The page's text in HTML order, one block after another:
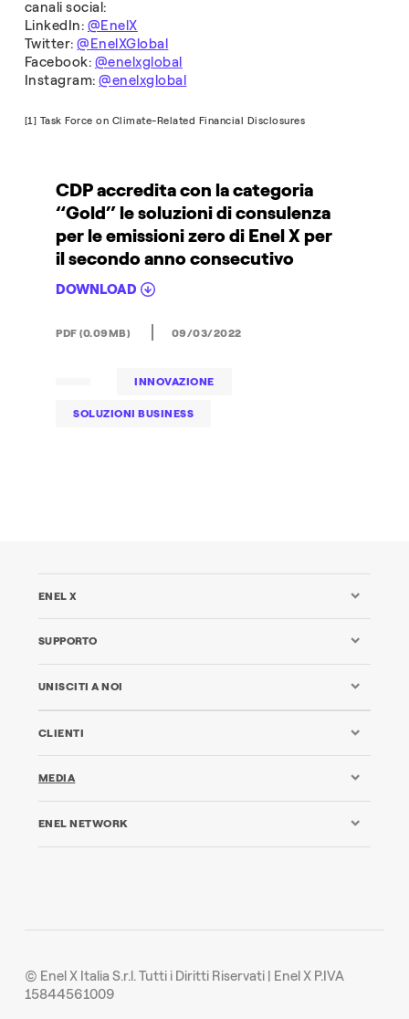
canali social:
LinkedIn: @EnelX
Twitter:@EnelXGlobal
Facebook: @enelxglobal
Instagram:@enelxglobal
[1] Task Force on Climate-Related Financial Disclosures
CDP accredita con la categoria
“Gold” le soluzioni di consulenza
per le emissioni zero di Enel X per
il secondo anno consecutivo
DOWNLOAD
INNOVAZIONE
SOLUZIONI BUSINESS
PDF (0.09MB) 09/03/2022
ENEL X
SUPPORTO
UNISCITI A NOI
CLIENTI
MEDIA
ENEL NETWORK
© Enel X Italia S.r.l. Tutti i Diritti Riservati | Enel X P.IVA
15844561009